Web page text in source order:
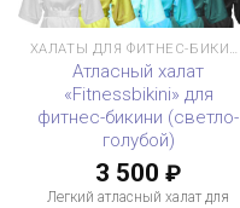
ХАЛАТЫ ДЛЯ ФИТНЕС-БИКИНИ
Атласный халат
«Fitnessbikini» для
фитнес-бикини (светло-
голубой)
3 500 ₽
Легкий атласный халат для